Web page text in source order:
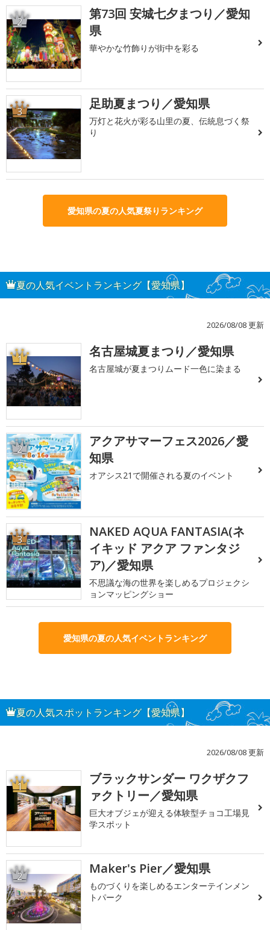
2
第73回 安城七夕まつり／愛知
県
華やかな竹飾りが街中を彩る
3 足助夏まつり／愛知県
万灯と花火が彩る山里の夏、伝統息づく祭
り
愛知県の夏の人気夏祭りランキング
夏の人気イベントランキング【愛知県】
2026/08/08 更新
1 名古屋城夏まつり／愛知県
名古屋城が夏まつりムード一色に染まる
2
アクアサマーフェス2026／愛
知県
オアシス21で開催される夏のイベント
3
NAKED AQUA FANTASIA(ネ
イキッド アクア ファンタジ
ア)／愛知県
不思議な海の世界を楽しめるプロジェクシ
ョンマッピングショー
愛知県の夏の人気イベントランキング
夏の人気スポットランキング【愛知県】
2026/08/08 更新
1
ブラックサンダー ワクザクフ
ァクトリー／愛知県
巨大オブジェが迎える体験型チョコ工場見
学スポット
2 Maker's Pier／愛知県
ものづくりを楽しめるエンターテインメン
トパーク